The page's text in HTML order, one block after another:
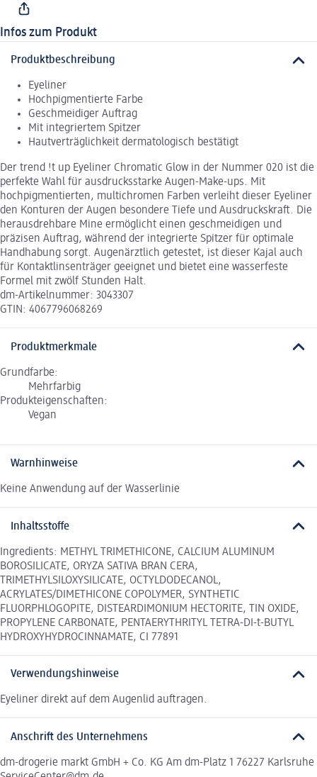
Infos zum Produkt
Produktbeschreibung
Eyeliner
Hochpigmentierte Farbe
Geschmeidiger Auftrag
Mit integriertem Spitzer
Hautverträglichkeit dermatologisch bestätigt
Der trend !t up Eyeliner Chromatic Glow in der Nummer 020 ist die
perfekte Wahl für ausdrucksstarke Augen-Make-ups. Mit
hochpigmentierten, multichromen Farben verleiht dieser Eyeliner
den Konturen der Augen besondere Tiefe und Ausdruckskraft. Die
herausdrehbare Mine ermöglicht einen geschmeidigen und
präzisen Auftrag, während der integrierte Spitzer für optimale
Handhabung sorgt. Augenärztlich getestet, ist dieser Kajal auch
für Kontaktlinsenträger geeignet und bietet eine wasserfeste
Formel mit zwölf Stunden Halt.
dm-Artikelnummer: 3043307
GTIN: 4067796068269
Produktmerkmale
Grundfarbe:
Mehrfarbig
Produkteigenschaften:
Vegan
Warnhinweise
Keine Anwendung auf der Wasserlinie
Inhaltsstoffe
Ingredients: METHYL TRIMETHICONE, CALCIUM ALUMINUM
BOROSILICATE, ORYZA SATIVA BRAN CERA,
TRIMETHYLSILOXYSILICATE, OCTYLDODECANOL,
ACRYLATES/DIMETHICONE COPOLYMER, SYNTHETIC
FLUORPHLOGOPITE, DISTEARDIMONIUM HECTORITE, TIN OXIDE,
PROPYLENE CARBONATE, PENTAERYTHRITYL TETRA-DI-t-BUTYL
HYDROXYHYDROCINNAMATE, CI 77891
Verwendungshinweise
Eyeliner direkt auf dem Augenlid auftragen.
Anschrift des Unternehmens
dm-drogerie markt GmbH + Co. KG Am dm-Platz 1 76227 Karlsruhe